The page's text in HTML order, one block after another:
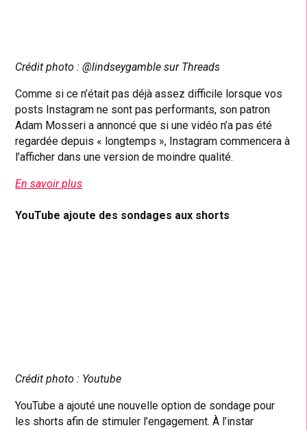
Crédit photo : @lindseygamble sur Threads
Comme si ce n’était pas déjà assez difficile lorsque vos
posts Instagram ne sont pas performants, son patron
Adam Mosseri a annoncé que si une vidéo n’a pas été
regardée depuis « longtemps », Instagram commencera à
l’afficher dans une version de moindre qualité.
En savoir plus
YouTube ajoute des sondages aux shorts
Crédit photo : Youtube
YouTube a ajouté une nouvelle option de sondage pour
les shorts afin de stimuler l’engagement. À l’instar